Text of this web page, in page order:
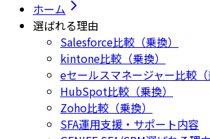
ホーム
選ばれる理由
Salesforce比較（乗換）
kintone比較（乗換）
eセールスマネージャー比較（
HubSpot比較（乗換）
Zoho比較（乗換）
SFA運用支援・サポート内容